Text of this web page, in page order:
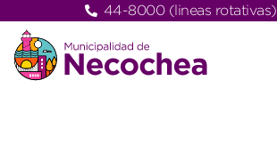
44-8000 (lineas rotativas)